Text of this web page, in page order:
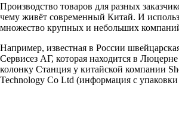
Производство товаров для разных
чему живёт современный Китай. И
множество крупных и небольших
Например, известная в России
Сервисез АГ, которая находится в
колонку Станция у китайской компании
Technology Co Ltd (информация с упаковки